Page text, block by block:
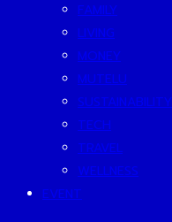
FAMILY
LIVING
MONEY
MUTELU
SUSTAINABILITY
TECH
TRAVEL
WELLNESS
EVENT